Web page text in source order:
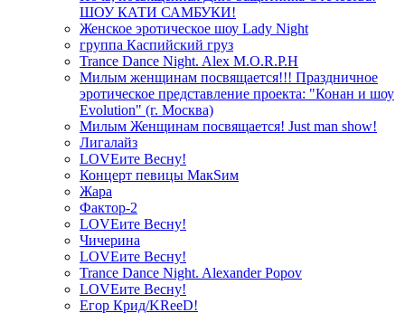
ШОУ КАТИ САМБУКИ!
Женское эротическое шоу Lady Night
группа Каспийский груз
Trance Dance Night. Alex M.O.R.P.H
Милым женщинам посвящается!!! Праздничное
эротическое представление проекта: "Конан и шоу
Evolution" (г. Москва)
Милым Женщинам посвящается! Just man show!
Лигалайз
LOVEите Весну!
Концерт певицы МакSим
Жара
Фактор-2
LOVEите Весну!
Чичерина
LOVEите Весну!
Trance Dance Night. Alexander Popov
LOVEите Весну!
Егор Крид/KReeD!